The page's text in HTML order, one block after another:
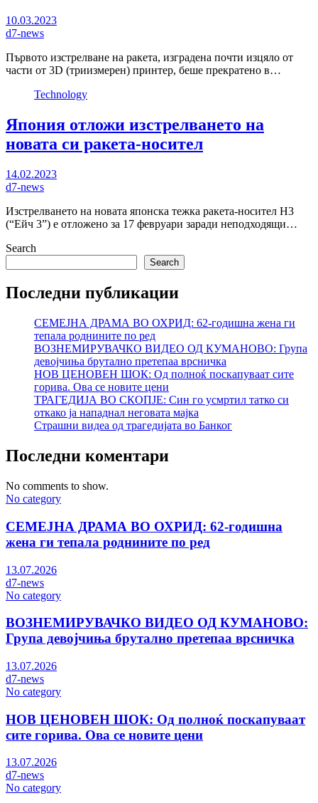
10.03.2023
d7-news
Първото изстрелване на ракета, изградена почти изцяло от
части от 3D (триизмерен) принтер, беше прекратено в…
Technology
Япония отложи изстрелването на
новата си ракета-носител
14.02.2023
d7-news
Изстрелването на новата японска тежка ракета-носител H3
(“Ейч 3”) е отложено за 17 февруари заради неподходящи…
Search
Search
Последни публикации
СЕМЕЈНА ДРАМА ВО ОХРИД: 62-годишна жена ги
тепала роднините по ред
ВОЗНЕМИРУВАЧКО ВИДЕО ОД КУМАНОВО: Група
девојчиња брутално претепаа врсничка
НОВ ЦЕНОВЕН ШОК: Од полноќ поскапуваат сите
горива. Ова се новите цени
ТРАГЕДИЈА ВО СКОПЈЕ: Син го усмртил татко си
откако ја нападнал неговата мајка
Страшни видеа од трагедијата во Банког
Последни коментари
No comments to show.
No category
СЕМЕЈНА ДРАМА ВО ОХРИД: 62-годишна
жена ги тепала роднините по ред
13.07.2026
d7-news
No category
ВОЗНЕМИРУВАЧКО ВИДЕО ОД КУМАНОВО:
Група девојчиња брутално претепаа врсничка
13.07.2026
d7-news
No category
НОВ ЦЕНОВЕН ШОК: Од полноќ поскапуваат
сите горива. Ова се новите цени
13.07.2026
d7-news
No category